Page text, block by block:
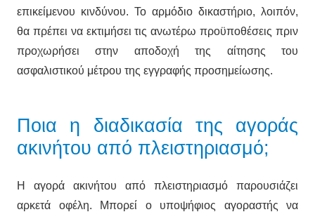
επικείμενου κινδύνου. Το αρμόδιο δικαστήριο, λοιπόν,
θα πρέπει να εκτιμήσει τις ανωτέρω προϋποθέσεις πριν
προχωρήσει στην αποδοχή της αίτησης του
ασφαλιστικού μέτρου της εγγραφής προσημείωσης.
Ποια η διαδικασία της αγοράς
ακινήτου από πλειστηριασμό;
Η αγορά ακινήτου από πλειστηριασμό παρουσιάζει
αρκετά οφέλη. Μπορεί ο υποψήφιος αγοραστής να